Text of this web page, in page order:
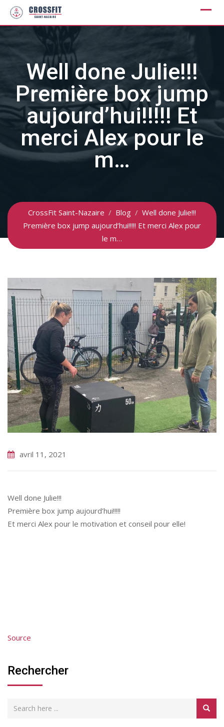
Skip
Well done Julie!!!
Première box jump
aujourd’hui!!!!! Et
merci Alex pour le
m…
CrossFit Saint-Nazaire / Blog / Well done Julie!!!
Première box jump aujourd’hui!!!!! Et merci Alex pour
le m…
avril 11, 2021
Well done Julie!!!
Première box jump aujourd’hui!!!!!
Et merci Alex pour le motivation et conseil pour elle!
Source
Rechercher